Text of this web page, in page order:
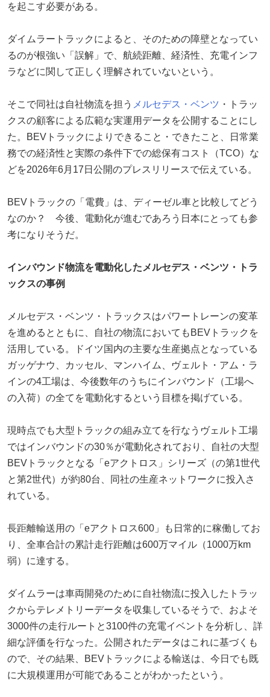
を起こす必要がある。
ダイムラートラックによると、そのための障壁となってい
るのが根強い「誤解」で、航続距離、経済性、充電インフ
ラなどに関して正しく理解されていないという。
そこで同社は自社物流を担う メルセデス・ベンツ ・トラッ
クスの顧客による広範な実運用データを公開することにし
た。BEVトラックによりできること・できたこと、日常業
務での経済性と実際の条件下での総保有コスト（TCO）な
どを2026年6月17日公開のプレスリリースで伝えている。
BEVトラックの「電費」は、ディーゼル車と比較してどう
なのか？ 今後、電動化が進むであろう日本にとっても参
考になりそうだ。
インバウンド物流を電動化したメルセデス・ベンツ・トラ
ックスの事例
メルセデス・ベンツ・トラックスはパワートレーンの変革
を進めるとともに、自社の物流においてもBEVトラックを
活用している。ドイツ国内の主要な生産拠点となっている
ガッゲナウ、カッセル、マンハイム、ヴェルト・アム・ラ
インの4工場は、今後数年のうちにインバウンド（工場へ
の入荷）の全てを電動化するという目標を掲げている。
現時点でも大型トラックの組み立てを行なうヴェルト工場
ではインバウンドの30％が電動化されており、自社の大型
BEVトラックとなる「eアクトロス」シリーズ（の第1世代
と第2世代）が約80台、同社の生産ネットワークに投入さ
れている。
長距離輸送用の「eアクトロス600」も日常的に稼働してお
り、全車合計の累計走行距離は600万マイル（1000万km
弱）に達する。
ダイムラーは車両開発のために自社物流に投入したトラッ
クからテレメトリーデータを収集しているそうで、およそ
3000件の走行ルートと3100件の充電イベントを分析し、詳
細な評価を行なった。公開されたデータはこれに基づくも
ので、その結果、BEVトラックによる輸送は、今日でも既
に大規模運用が可能であることがわかったという。